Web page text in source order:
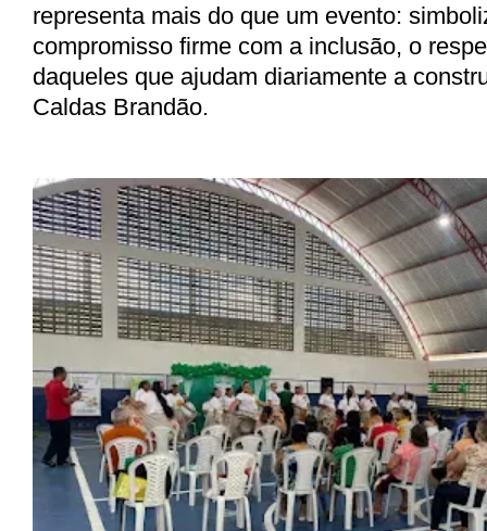
representa mais do que um evento:
compromisso firme com a inclusão, o
daqueles que ajudam diariamente a
Caldas Brandão.